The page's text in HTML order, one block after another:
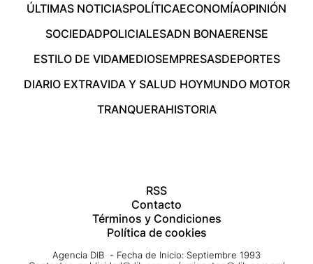
ÚLTIMAS NOTICIASPOLÍTICAECONOMÍAOPINIÓN
SOCIEDADPOLICIALESADN BONAERENSE
ESTILO DE VIDAMEDIOSEMPRESASDEPORTES
DIARIO EXTRAVIDA Y SALUD HOYMUNDO MOTOR
TRANQUERAHISTORIA
RSS
Contacto
Términos y Condiciones
Política de cookies
Agencia DIB - Fecha de Inicio: Septiembre 1993